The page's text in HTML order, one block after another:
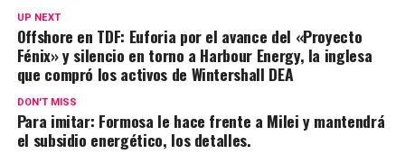
UP NEXT
Offshore en TDF: Euforia por el avance del «Proyecto
Fénix» y silencio en torno a Harbour Energy, la inglesa
que compró los activos de Wintershall DEA
DON'T MISS
Para imitar: Formosa le hace frente a Milei y mantendrá
el subsidio energético, los detalles.